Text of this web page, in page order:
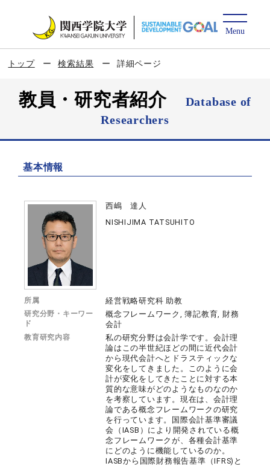
トップ 検索結果 詳細ページ
教員・研究者紹介
Database of
Researchers
基本情報
西嶋 達人
NISHIJIMA TATSUHITO
所属 経営戦略研究科 助教
研究分野・キーワー
ド
概念フレームワーク, 簿記教育, 財務
会計
教育研究内容
私の研究分野は会計学です。会計理
論はこの半世紀ほどの間に近代会計
から現代会計へとドラスティックな
変化をしてきました。このように会
計が変化をしてきたことに対する本
質的な意味がどのようなものなのか
を考察しています。現在は、会計理
論である概念フレームワークの研究
を行っています。国際会計基準審議
会（IASB）により開発されている概
念フレームワークが、各種会計基準
にどのように機能しているのか。
IASBから国際財務報告基準（IFRS)と